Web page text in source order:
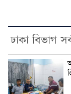
ঢাকা বিভাগ